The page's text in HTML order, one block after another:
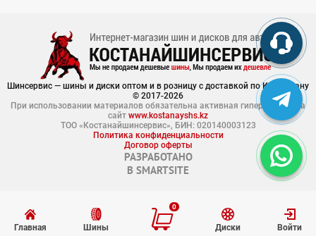
Главная Шины
0
Диски Войти
Шинсервис — шины и диски оптом и в розницу с доставкой по Казахстану
© 2017-2026
При использовании материалов обязательна активная гиперссылка на
сайт www.kostanayshs.kz
ТОО «Костанайшинсервис», БИН: 020140003123
Политика конфиденциальности
Договор оферты
РАЗРАБОТАНО
В SMARTSITE